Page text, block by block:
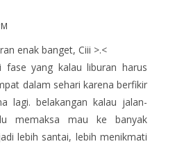
enak banget, Ciii >.<
yang kalau liburan harus
dalam sehari karena berfikir
lagi. belakangan kalau jalan-
memaksa mau ke banyak
lebih santai, lebih menikmati